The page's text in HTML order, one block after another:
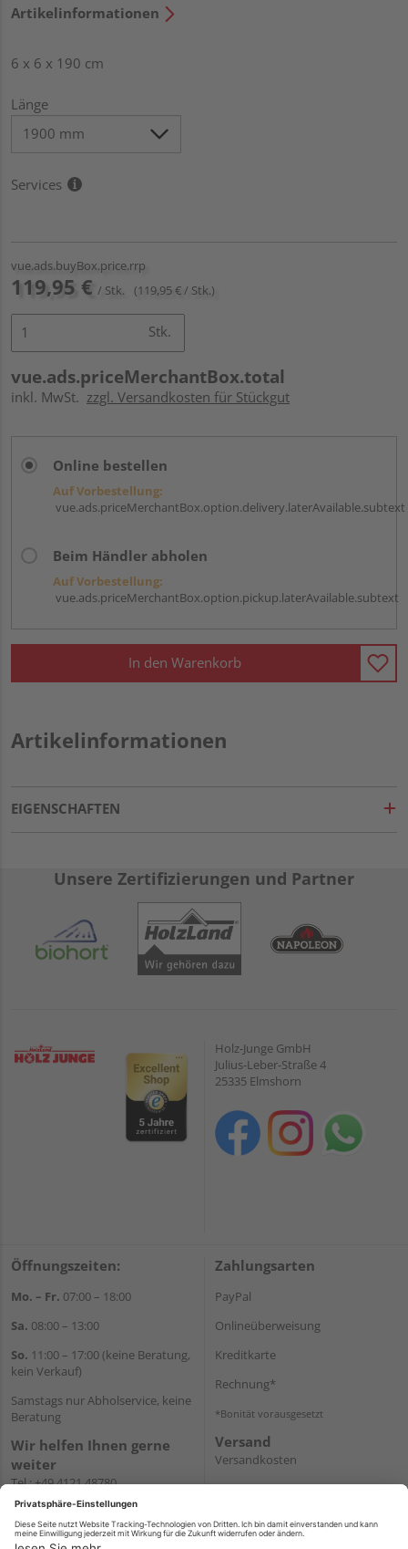
Artikelinformationen
6 x 6 x 190 cm
Länge
Services
vue.ads.buyBox.price.rrp
119,95 € / Stk. (119,95 € / Stk.)
Stk.
vue.ads.priceMerchantBox.total
inkl. MwSt. zzgl. Versandkosten für Stückgut
Online bestellen
Auf Vorbestellung:
vue.ads.priceMerchantBox.option.delivery.laterAvailable.subtext
Beim Händler abholen
Auf Vorbestellung:
vue.ads.priceMerchantBox.option.pickup.laterAvailable.subtext
In den Warenkorb
Artikelinformationen
EIGENSCHAFTEN
Unsere Zertifizierungen und Partner
Holz-Junge GmbH
Julius-Leber-Straße 4
25335 Elmshorn
Öffnungszeiten:
Mo. – Fr. 07:00 – 18:00
Sa. 08:00 – 13:00
So. 11:00 – 17:00 (keine Beratung,
kein Verkauf)
Samstags nur Abholservice, keine
Beratung
Wir helfen Ihnen gerne
weiter
Tel.:+49 4121 48780
E-Mail:onlineshop@holz-
WhatsApp
Zahlungsarten
PayPal
Onlineüberweisung
Kreditkarte
Rechnung*
*Bonität vorausgesetzt
Versand
Versandkosten